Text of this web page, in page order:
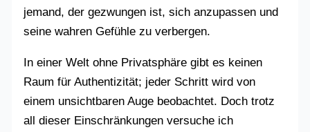
jemand, der gezwungen ist, sich anzupassen und
seine wahren Gefühle zu verbergen.
In einer Welt ohne Privatsphäre gibt es keinen
Raum für Authentizität; jeder Schritt wird von
einem unsichtbaren Auge beobachtet. Doch trotz
all dieser Einschränkungen versuche ich